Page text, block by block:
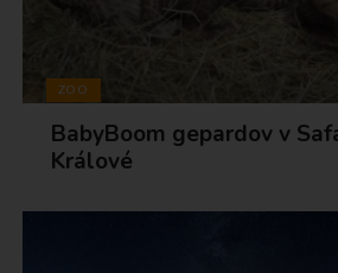
ZOO
BabyBoom gepardov v
Králové